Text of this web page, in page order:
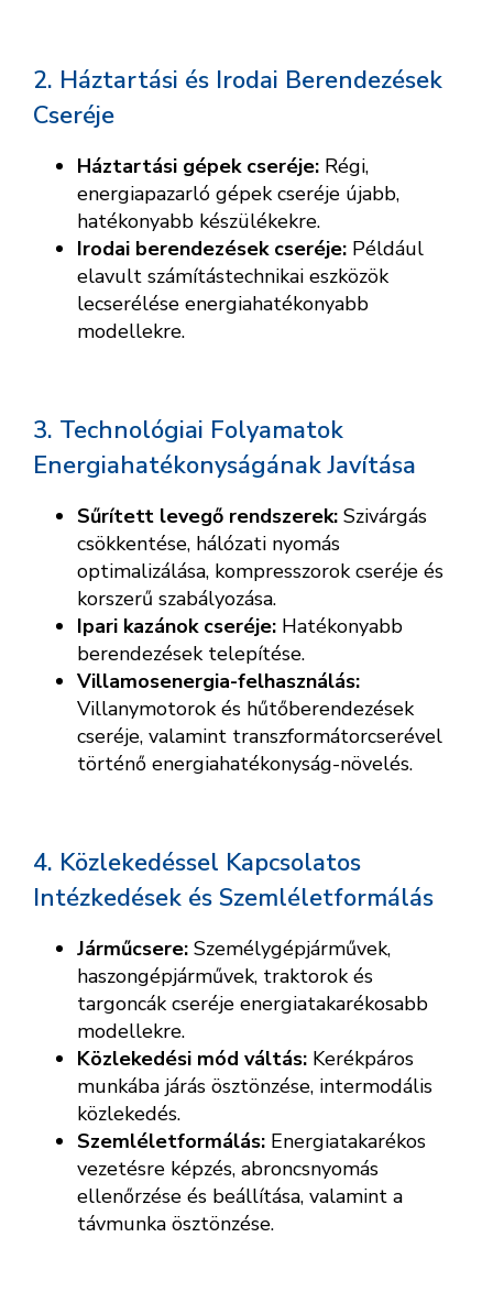
2. Háztartási és Irodai Berendezések
Cseréje
Háztartási gépek cseréje: Régi,
energiapazarló gépek cseréje újabb,
hatékonyabb készülékekre.
Irodai berendezések cseréje: Például
elavult számítástechnikai eszközök
lecserélése energiahatékonyabb
modellekre.
3. Technológiai Folyamatok
Energiahatékonyságának Javítása
Sűrített levegő rendszerek: Szivárgás
csökkentése, hálózati nyomás
optimalizálása, kompresszorok cseréje és
korszerű szabályozása.
Ipari kazánok cseréje: Hatékonyabb
berendezések telepítése.
Villamosenergia-felhasználás:
Villanymotorok és hűtőberendezések
cseréje, valamint transzformátorcserével
történő energiahatékonyság-növelés.
4. Közlekedéssel Kapcsolatos
Intézkedések és Szemléletformálás
Járműcsere: Személygépjárművek,
haszongépjárművek, traktorok és
targoncák cseréje energiatakarékosabb
modellekre.
Közlekedési mód váltás: Kerékpáros
munkába járás ösztönzése, intermodális
közlekedés.
Szemléletformálás: Energiatakarékos
vezetésre képzés, abroncsnyomás
ellenőrzése és beállítása, valamint a
távmunka ösztönzése.